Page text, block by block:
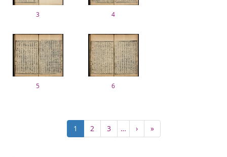
3 4
5 6
Current
page
1 Page
2 Page
3 …
Next
page
›
Last
page
»